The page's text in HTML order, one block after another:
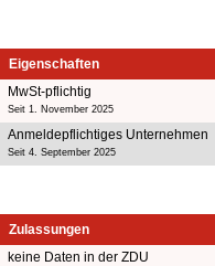
Eigenschaften
MwSt-pflichtig
Seit 1. November 2025
Anmeldepflichtiges Unternehmen
Seit 4. September 2025
Zulassungen
keine Daten in der ZDU